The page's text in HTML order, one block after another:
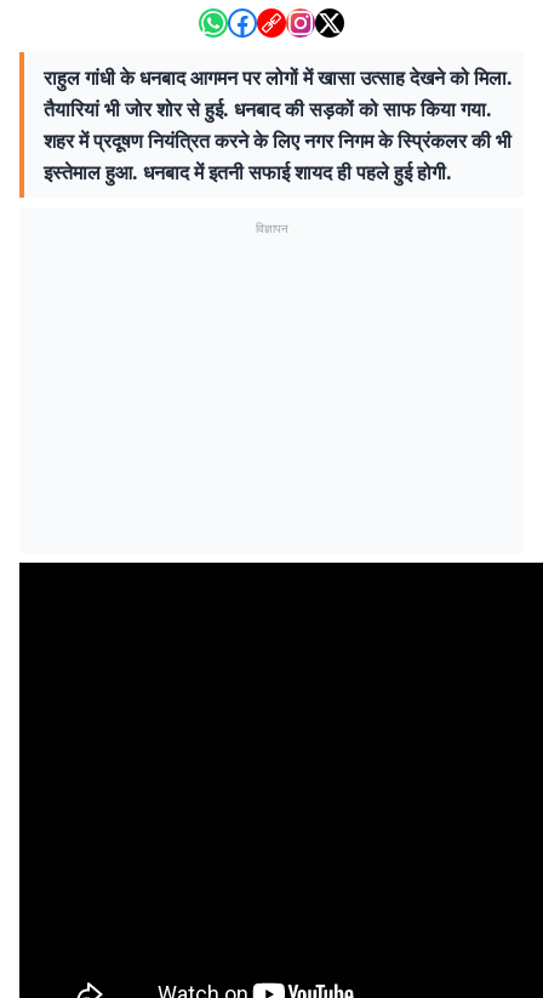
राहुल गांधी के धनबाद आगमन पर लोगों में खासा उत्साह देखने को मिला.
तैयारियां भी जोर शोर से हुई. धनबाद की सड़कों को साफ किया गया.
शहर में प्रदूषण नियंत्रित करने के लिए नगर निगम के स्प्रिंकलर की भी
इस्तेमाल हुआ. धनबाद में इतनी सफाई शायद ही पहले हुई होगी.
विज्ञापन